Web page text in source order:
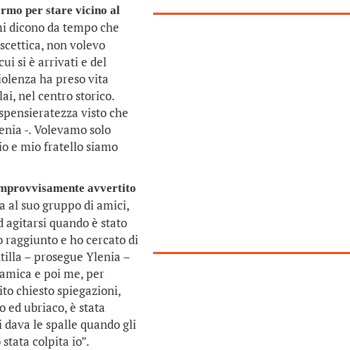
per stare vicino al
dicono da tempo che
non volevo
si è arrivati e del
ha preso vita
nel centro storico.
visto che
-. Volevamo solo
e mio fratello siamo
avvertito
al suo gruppo di amici,
quando è stato
raggiunto e ho cercato di
– prosegue Ylenia –
e poi me, per
chiesto spiegazioni,
ed ubriaco, è stata
le spalle quando gli
colpita io”.